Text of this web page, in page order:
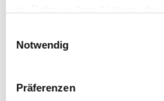
Notwendig
Präferenzen
Read more
Keine